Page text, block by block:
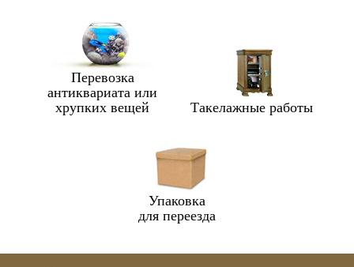
Перевозка
антиквариата или
хрупких вещей
Такелажные работы
Упаковка
для переезда